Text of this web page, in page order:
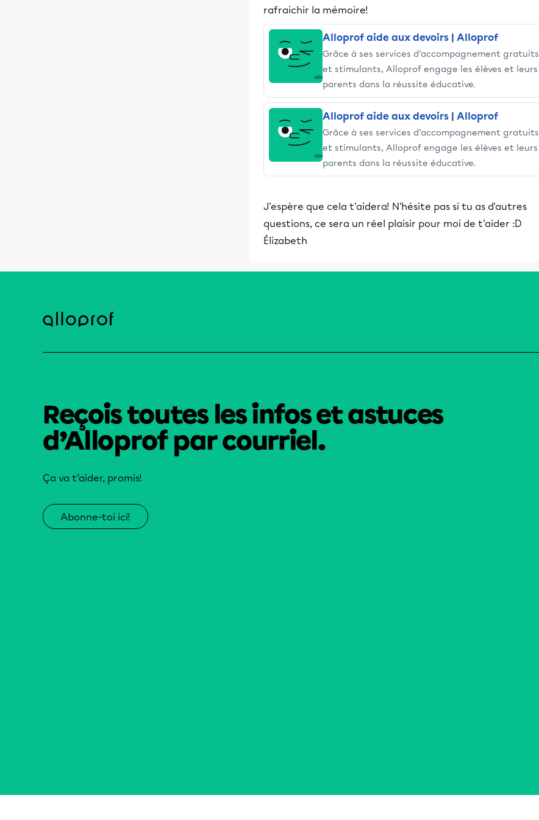
rafraichir la mémoire!
Alloprof aide aux devoirs | Alloprof
Grâce à ses services d’accompagnement gratuits
et stimulants, Alloprof engage les élèves et leurs
parents dans la réussite éducative.
Alloprof aide aux devoirs | Alloprof
Grâce à ses services d’accompagnement gratuits
et stimulants, Alloprof engage les élèves et leurs
parents dans la réussite éducative.
J'espère que cela t'aidera! N'hésite pas si tu as d'autres
questions, ce sera un réel plaisir pour moi de t'aider :D
Élizabeth
Reçois toutes les infos et astuces
d’Alloprof par courriel.
Ça va t’aider, promis!
Abonne-toi ici!